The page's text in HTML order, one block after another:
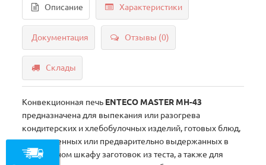
Описание Характеристики
Документация Отзывы (0)
Склады
Конвекционная печь ENTECO MASTER МН-43
предназначена для выпекания или разогрева
кондитерских и хлебобулочных изделий, готовых блюд,
замороженных или предварительно выдержанных в
расстоечном шкафу заготовок из теста, а также для